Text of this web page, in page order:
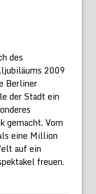
des
2009
Berliner
der Stadt ein
gemacht. Vom
eine Million
auf ein
freuen.